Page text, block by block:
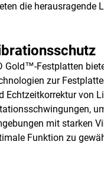
die herausragende
Gold™-Festplatten
zur
Echtzeitkorrektur von
mit starken
Funktion zu